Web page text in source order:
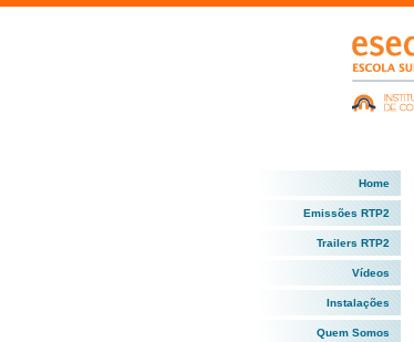
Home
Emissões RTP2
Trailers RTP2
Vídeos
Instalações
Quem Somos